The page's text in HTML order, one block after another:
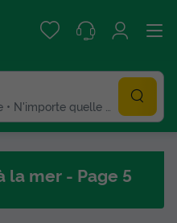
N'importe quelle duree
la mer - Page 5